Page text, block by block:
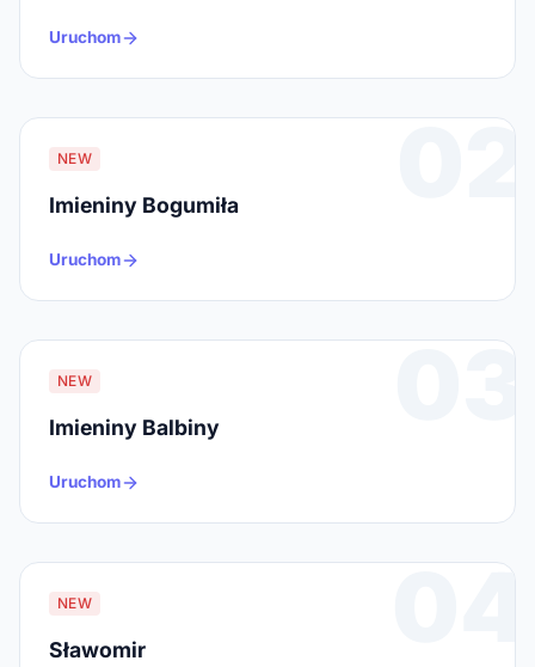
Uruchom
02
NEW
Imieniny Bogumiła
Uruchom
03
NEW
Imieniny Balbiny
Uruchom
04
NEW
Sławomir